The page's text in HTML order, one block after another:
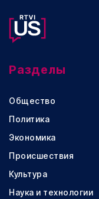
Разделы
Общество
Политика
Экономика
Происшествия
Культура
Наука и технологии